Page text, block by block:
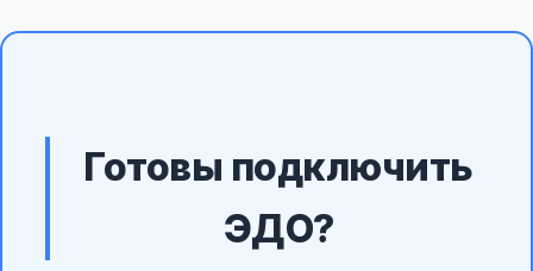
Готовы подключить
ЭДО?